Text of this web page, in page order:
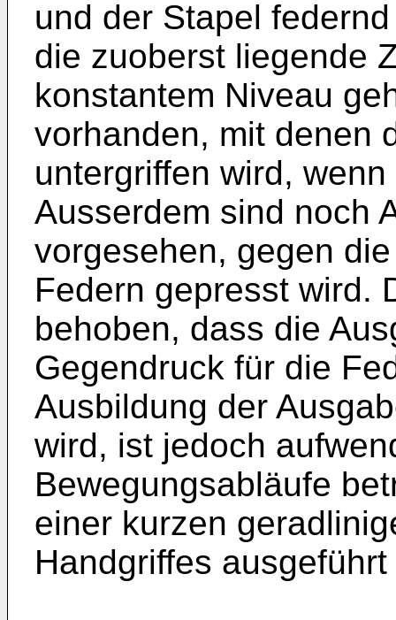
und der Stapel
die zuoberst liegende
konstantem Niveau
vorhanden, mit denen
untergriffen wird,
Ausserdem sind noch
vorgesehen, gegen
Federn gepresst wird.
behoben, dass die
Gegendruck für die
Ausbildung der
wird, ist jedoch
Bewegungsabläufe
einer kurzen
Handgriffes